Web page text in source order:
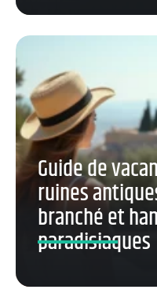
Guide de
ruines
branché et
paradisiaques